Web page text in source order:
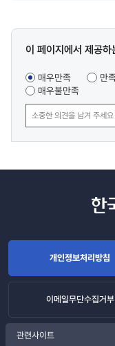
콘텐츠
조사
이 페이지에서 제공
매우만족 만
매우불만족
개인정보처리방침
이메일무단수집거부
관련사이트